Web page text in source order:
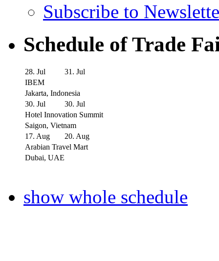
Subscribe to
Schedule of Trade
28. Jul
31. Jul
IBEM
Jakarta, Indonesia
30. Jul
30. Jul
Hotel Innovation Summit
Saigon, Vietnam
17. Aug
20. Aug
Arabian Travel Mart
Dubai, UAE
show whole schedule